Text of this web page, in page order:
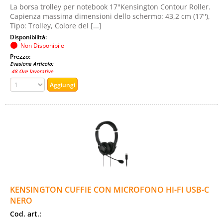
La borsa trolley per notebook 17''Kensington Contour Roller.
Capienza massima dimensioni dello schermo: 43,2 cm (17''),
Tipo: Trolley, Colore del [...]
Disponibilità:
Non Disponibile
Prezzo:
Evasione Articolo:
48 Ore lavorative
KENSINGTON CUFFIE CON MICROFONO HI-FI USB-C
NERO
Cod. art.: